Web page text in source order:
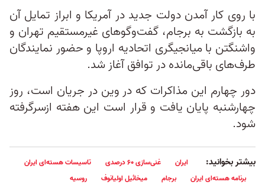
با روی کار آمدن دولت جدید در آمریکا و ابراز تمایل آن
به بازگشت به برجام، گفت‌وگوهای غیرمستقیم تهران و
واشنگتن با میانجیگری اتحادیه اروپا و حضور نمایندگان
طرف‌های باقی‌مانده در توافق آغاز شد.
دور چهارم این مذاکرات که در وین در جریان است، روز
چهارشنبه پایان یافت و قرار است این هفته ازسرگرفته
شود.
بیشتر بخوانید: ایران غنی‌سازی ۶۰ درصدی
تاسیسات هسته‌ای ایران
برنامه هسته‌ای ایران
برجام میخائیل اولیانوف
روسیه